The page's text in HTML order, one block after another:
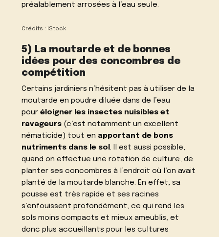
préalablement arrosées à l’eau seule.
Crédits : iStock
5) La moutarde et de bonnes
idées pour des concombres de
compétition
Certains jardiniers n’hésitent pas à utiliser de la
moutarde en poudre diluée dans de l’eau
pouréloigner les insectes nuisibles et
ravageurs (c’est notamment un excellent
nématicide) tout en apportant de bons
nutriments dans le sol. Il est aussi possible,
quand on effectue une rotation de culture, de
planter ses concombres à l’endroit où l’on avait
planté de la moutarde blanche. En effet, sa
pousse est très rapide et ses racines
s’enfouissent profondément, ce qui rend les
sols moins compacts et mieux ameublis, et
donc plus accueillants pour les cultures